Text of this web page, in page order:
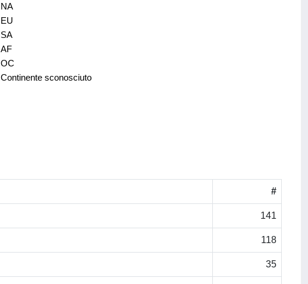
NA
EU
SA
AF
OC
Continente sconosciuto
#
141
118
35